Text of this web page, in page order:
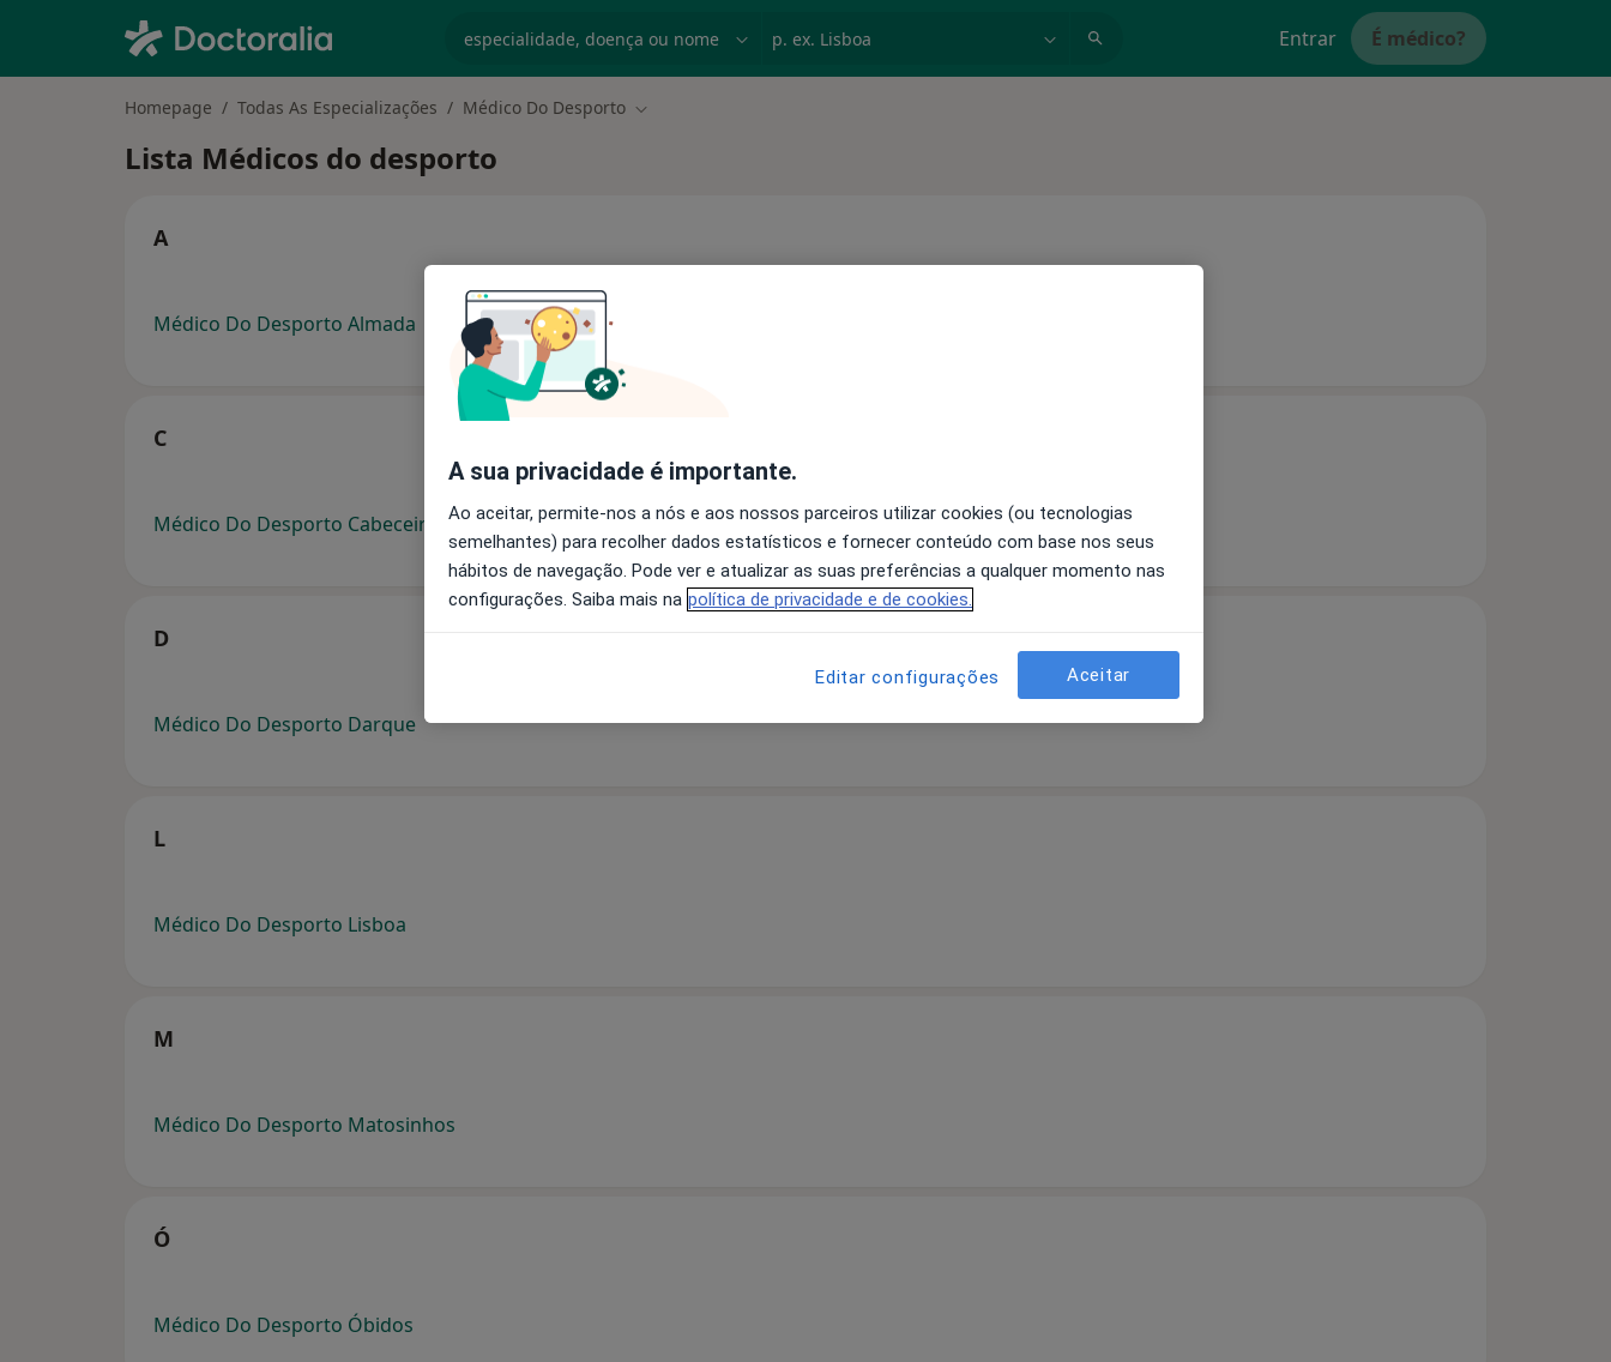
Entrar É médico?
Homepage Todas As Especializações Médico Do Desporto Mudar de cidade
Lista Médicos do desporto
A
Médico Do Desporto Almada
C
Médico Do Desporto Cabeceiras de Basto Médico Do Desporto Cascais
D
Médico Do Desporto Darque
L
Médico Do Desporto Lisboa
M
Médico Do Desporto Matosinhos
Ó
Médico Do Desporto Óbidos
A sua privacidade é importante.
Ao aceitar, permite-nos a nós e aos nossos parceiros utilizar cookies (ou tecnologias
semelhantes) para recolher dados estatísticos e fornecer conteúdo com base nos seus
hábitos de navegação. Pode ver e atualizar as suas preferências a qualquer momento nas
configurações. Saiba mais na política de privacidade e de cookies.
Editar configurações Aceitar